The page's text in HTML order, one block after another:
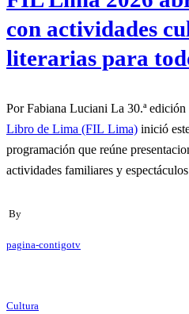
con actividades
literarias para
Por Fabiana Luciani La 30.ª
Libro de Lima (FIL Lima) inició
programación que reúne
actividades familiares y
By
pagina-contigotv
Cultura